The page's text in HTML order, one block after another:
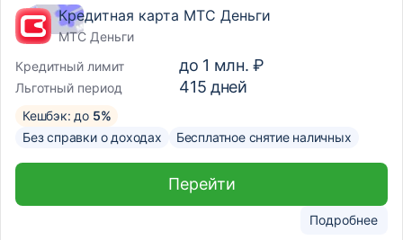
Кредитная карта МТС Деньги
МТС Деньги
Кредитный лимит
до 1 млн. ₽
Льготный период 415 дней
Кешбэк: до 5%
Без справки о доходах
Бесплатное снятие наличных
Подробнее
Перейти